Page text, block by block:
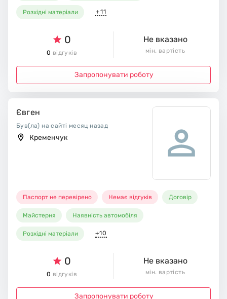
Розхідні матеріали +11
0
0 відгуків
Не вказано
мін. вартість
Запропонувати роботу
Євген
Був(ла) на сайті месяц назад
Кременчук
Паспорт не перевірено Немає відгуків Договір
Майстерня Наявність автомобіля
Розхідні матеріали +10
0
0 відгуків
Не вказано
мін. вартість
Запропонувати роботу